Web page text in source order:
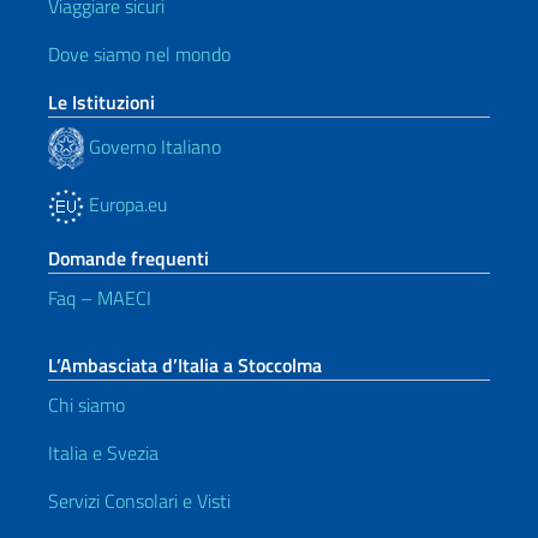
Viaggiare sicuri
Dove siamo nel mondo
Le Istituzioni
Governo Italiano
Europa.eu
Domande frequenti
Faq – MAECI
L’Ambasciata d’Italia a Stoccolma
Chi siamo
Italia e Svezia
Servizi Consolari e Visti